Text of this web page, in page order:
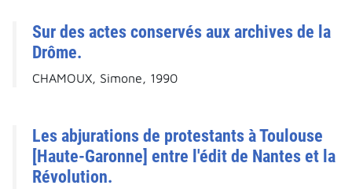
Sur des actes conservés aux archives de la
Drôme.
CHAMOUX, Simone, 1990
Les abjurations de protestants à Toulouse
[Haute-Garonne] entre l'édit de Nantes et la
Révolution.